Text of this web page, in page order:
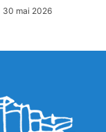
30 mai 2026